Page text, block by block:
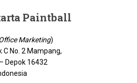
Paintball
Marketing)
C No. 2 Mampang,
Depok 16432